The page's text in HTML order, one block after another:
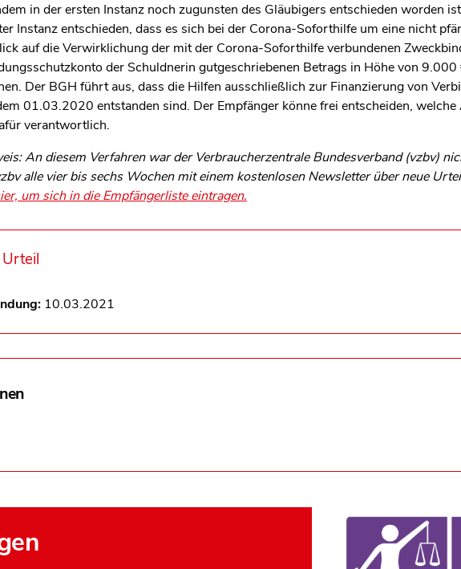
in der ersten Instanz noch zugunsten des Gläubigers entschieden worden
Instanz entschieden, dass es sich bei der Corona-Soforthilfe um eine nicht
auf die Verwirklichung der mit der Corona-Soforthilfe verbundenen
der Schuldnerin gutgeschriebenen Betrags in Höhe von
Der BGH führt aus, dass die Hilfen ausschließlich zur Finanzierung von
01.03.2020 entstanden sind. Der Empfänger könne frei entscheiden,
verantwortlich.
An diesem Verfahren war der Verbraucherzentrale Bundesverband (vzbv)
alle vier bis sechs Wochen mit einem kostenlosen Newsletter über neue
um sich in die Empfängerliste eintragen.
10.03.2021